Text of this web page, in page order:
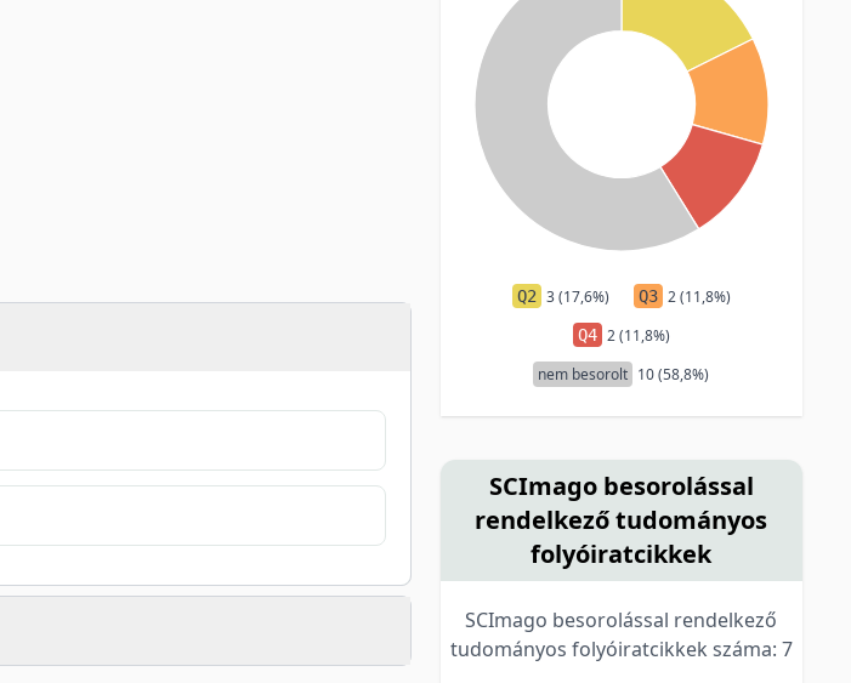
Q2 3 (17,6%) Q3 2 (11,8%)
Q4 2 (11,8%)
nem besorolt 10 (58,8%)
SCImago besorolással
rendelkező tudományos
folyóiratcikkek
SCImago besorolással rendelkező
tudományos folyóiratcikkek száma: 7